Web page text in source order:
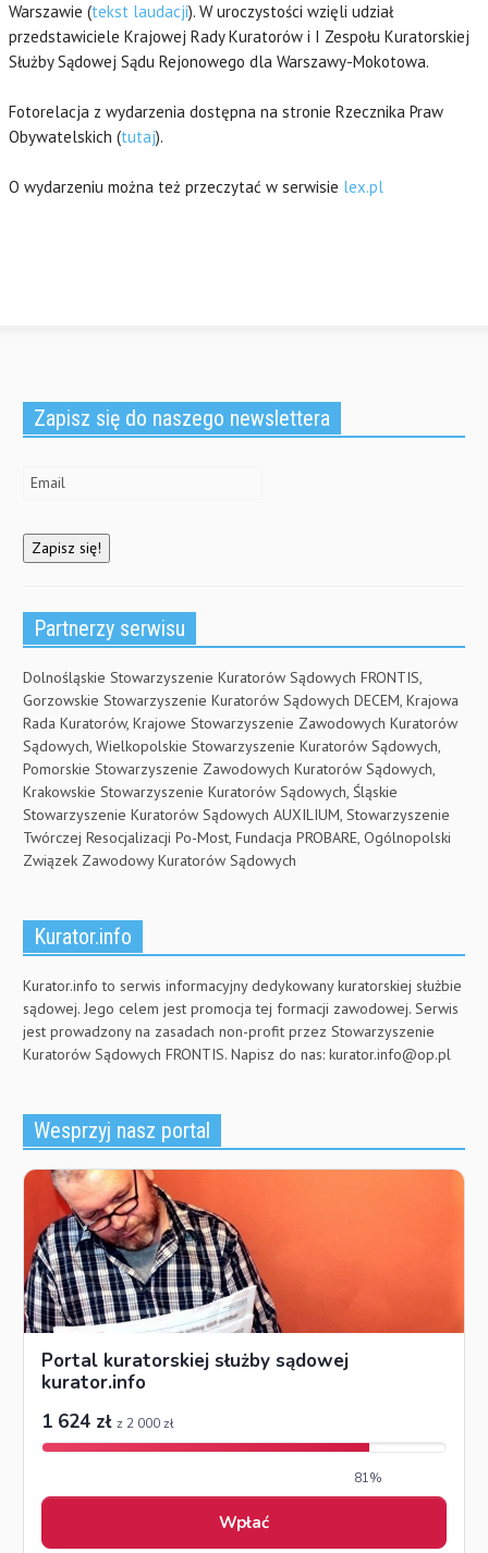
Warszawie (tekst laudacji). W uroczystości wzięli udział
przedstawiciele Krajowej Rady Kuratorów i I Zespołu Kuratorskiej
Służby Sądowej Sądu Rejonowego dla Warszawy-Mokotowa.
Fotorelacja z wydarzenia dostępna na stronie Rzecznika Praw
Obywatelskich (tutaj).
O wydarzeniu można też przeczytać w serwisie lex.pl
Zapisz się do naszego newslettera
Partnerzy serwisu
Dolnośląskie Stowarzyszenie Kuratorów Sądowych FRONTIS,
Gorzowskie Stowarzyszenie Kuratorów Sądowych DECEM, Krajowa
Rada Kuratorów, Krajowe Stowarzyszenie Zawodowych Kuratorów
Sądowych, Wielkopolskie Stowarzyszenie Kuratorów Sądowych,
Pomorskie Stowarzyszenie Zawodowych Kuratorów Sądowych,
Krakowskie Stowarzyszenie Kuratorów Sądowych, Śląskie
Stowarzyszenie Kuratorów Sądowych AUXILIUM, Stowarzyszenie
Twórczej Resocjalizacji Po-Most, Fundacja PROBARE, Ogólnopolski
Związek Zawodowy Kuratorów Sądowych
Kurator.info
Kurator.info to serwis informacyjny dedykowany kuratorskiej służbie
sądowej. Jego celem jest promocja tej formacji zawodowej. Serwis
jest prowadzony na zasadach non-profit przez Stowarzyszenie
Kuratorów Sądowych FRONTIS. Napisz do nas: kurator.info@op.pl
Wesprzyj nasz portal